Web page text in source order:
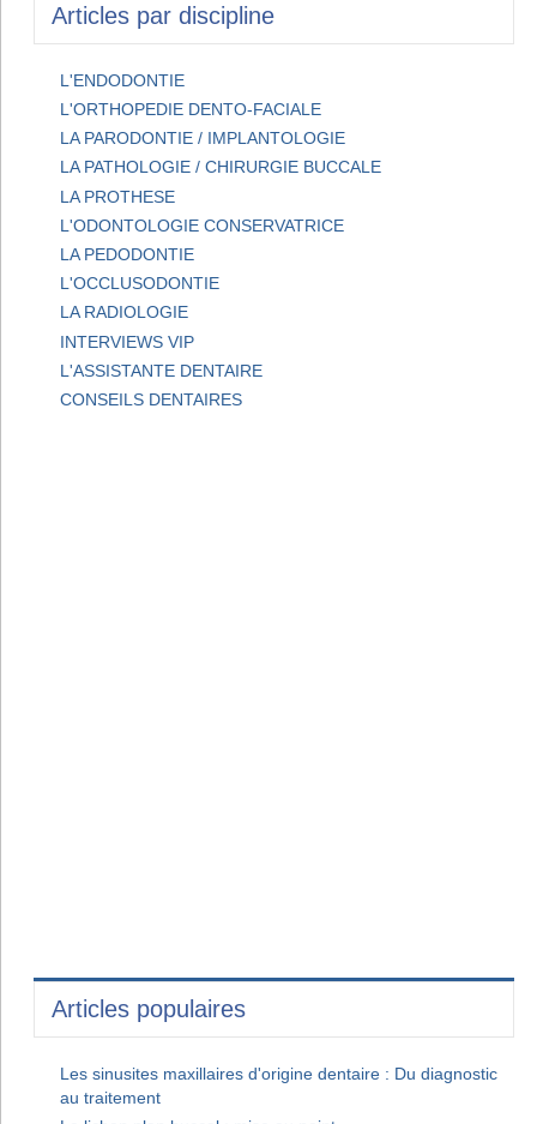
Articles par discipline
L'ENDODONTIE
L'ORTHOPEDIE DENTO-FACIALE
LA PARODONTIE / IMPLANTOLOGIE
LA PATHOLOGIE / CHIRURGIE BUCCALE
LA PROTHESE
L'ODONTOLOGIE CONSERVATRICE
LA PEDODONTIE
L'OCCLUSODONTIE
LA RADIOLOGIE
INTERVIEWS VIP
L'ASSISTANTE DENTAIRE
CONSEILS DENTAIRES
Articles populaires
Les sinusites maxillaires d'origine dentaire : Du diagnostic
au traitement